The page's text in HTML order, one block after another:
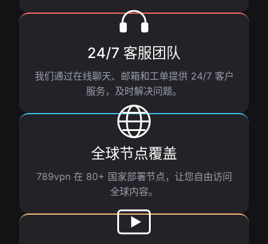
24/7 客服团队
我们通过在线聊天、邮箱和工单提供 24/7 客户
服务，及时解决问题。
全球节点覆盖
789vpn 在 80+ 国家部署节点，让您自由访问
全球内容。